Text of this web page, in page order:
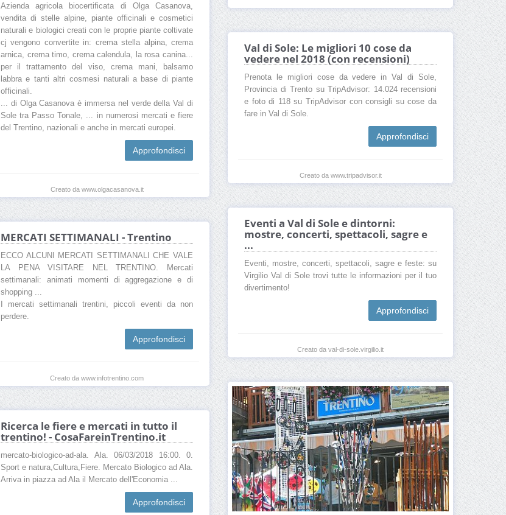
Azienda agricola biocertificata di Olga Casanova,
vendita di stelle alpine, piante officinali e cosmetici
naturali e biologici creati con le proprie piante coltivate
cj vengono convertite in: crema stella alpina, crema
arnica, crema timo, crema calendula, la rosa canina...
per il trattamento del viso, crema mani, balsamo
labbra e tanti altri cosmesi naturali a base di piante
officinali.
... di Olga Casanova è immersa nel verde della Val di
Sole tra Passo Tonale, ... in numerosi mercati e fiere
del Trentino, nazionali e anche in mercati europei.
Approfondisci
Creato da www.olgacasanova.it
Val di Sole: Le migliori 10 cose da
vedere nel 2018 (con recensioni)
Prenota le migliori cose da vedere in Val di Sole,
Provincia di Trento su TripAdvisor: 14.024 recensioni
e foto di 118 su TripAdvisor con consigli su cose da
fare in Val di Sole.
Approfondisci
Creato da www.tripadvisor.it
Eventi a Val di Sole e dintorni:
mostre, concerti, spettacoli, sagre e
...
Eventi, mostre, concerti, spettacoli, sagre e feste: su
Virgilio Val di Sole trovi tutte le informazioni per il tuo
divertimento!
Approfondisci
Creato da val-di-sole.virgilio.it
MERCATI SETTIMANALI - Trentino
ECCO ALCUNI MERCATI SETTIMANALI CHE VALE
LA PENA VISITARE NEL TRENTINO. Mercati
settimanali: animati momenti di aggregazione e di
shopping ...
I mercati settimanali trentini, piccoli eventi da non
perdere.
Approfondisci
Creato da www.infotrentino.com
Ricerca le fiere e mercati in tutto il
trentino! - CosaFareinTrentino.it
mercato-biologico-ad-ala. Ala. 06/03/2018 16:00. 0.
Sport e natura,Cultura,Fiere. Mercato Biologico ad Ala.
Arriva in piazza ad Ala il Mercato dell'Economia ...
Approfondisci